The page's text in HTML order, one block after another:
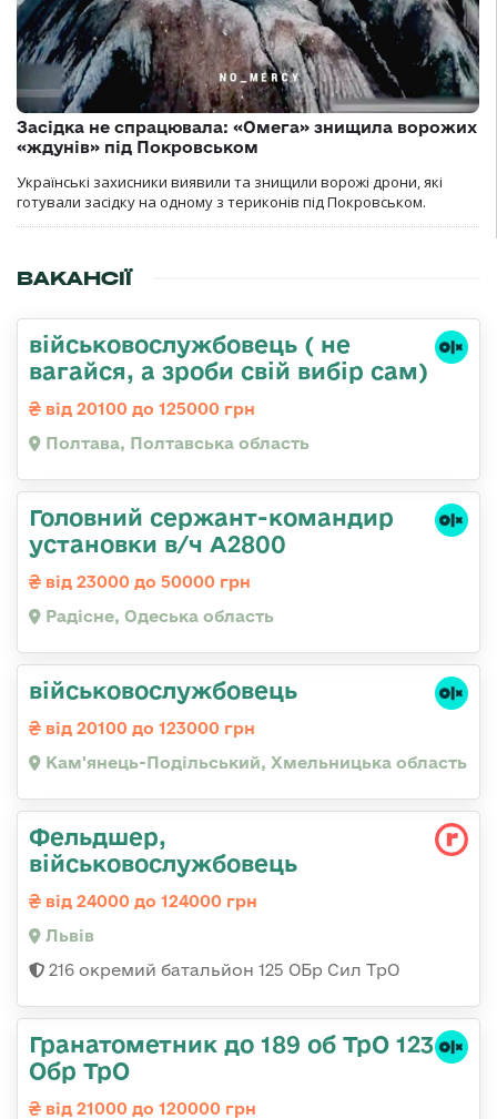
Засідка не спрацювала: «Омега» знищила ворожих
«ждунів» під Покровськом
Українські захисники виявили та знищили ворожі дрони, які
готували засідку на одному з териконів під Покровськом.
ВАКАНСІЇ
військовослужбовець ( не
вагайся, а зроби свій вибір сам)
від 20100 до 125000 грн
Полтава, Полтавська область
Головний сержант-командир
установки в/ч А2800
від 23000 до 50000 грн
Радісне, Одеська область
військовослужбовець
від 20100 до 123000 грн
Кам'янець-Подільський, Хмельницька область
Фельдшер,
військовослужбовець
від 24000 до 124000 грн
Львів
216 окремий батальйон 125 ОБр Сил ТрО
Гранатометник до 189 об ТрО 123
Обр ТрО
від 21000 до 120000 грн